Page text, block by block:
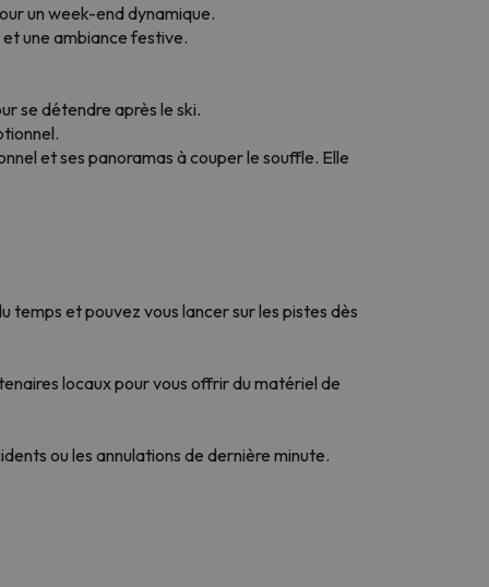
un week-end dynamique.
une ambiance festive.
se détendre après le ski.
et ses panoramas à couper le souffle. Elle
temps et pouvez vous lancer sur les pistes dès
locaux pour vous offrir du matériel de
ou les annulations de dernière minute.